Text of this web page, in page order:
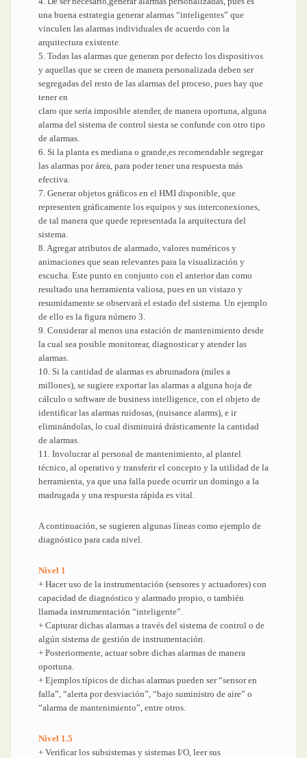
una buena estrategia generar alarmas “inteligentes” que
vinculen las alarmas individuales de acuerdo con la
arquitectura existente.
5. Todas las alarmas que generan por defecto los dispositivos
y aquellas que se creen de manera personalizada deben ser
segregadas del resto de las alarmas del proceso, pues hay que
tener en
claro que sería imposible atender, de manera oportuna, alguna
alarma del sistema de control siesta se confunde con otro tipo
de alarmas.
6. Si la planta es mediana o grande,es recomendable segregar
las alarmas por área, para poder tener una respuesta más
efectiva.
7. Generar objetos gráficos en el HMI disponible, que
representen gráficamente los equipos y sus interconexiones,
de tal manera que quede representada la arquitectura del
sistema.
8. Agregar atributos de alarmado, valores numéricos y
animaciones que sean relevantes para la visualización y
escucha. Este punto en conjunto con el anterior dan como
resultado una herramienta valiosa, pues en un vistazo y
resumidamente se observará el estado del sistema. Un ejemplo
de ello es la figura número 3.
9. Considerar al menos una estación de mantenimiento desde
la cual sea posible monitorear, diagnosticar y atender las
alarmas.
10. Si la cantidad de alarmas es abrumadora (miles a
millones), se sugiere exportar las alarmas a alguna hoja de
cálculo o software de business intelligence, con el objeto de
identificar las alarmas ruidosas, (nuisance alarms), e ir
eliminándolas, lo cual disminuirá drásticamente la cantidad
de alarmas.
11. Involucrar al personal de mantenimiento, al plantel
técnico, al operativo y transferir el concepto y la utilidad de la
herramienta, ya que una falla puede ocurrir un domingo a la
madrugada y una respuesta rápida es vital.
A continuación, se sugieren algunas líneas como ejemplo de
diagnóstico para cada nivel.
Nivel 1
+ Hacer uso de la instrumentación (sensores y actuadores) con
capacidad de diagnóstico y alarmado propio, o también
llamada instrumentación “inteligente”.
+ Capturar dichas alarmas a través del sistema de control o de
algún sistema de gestión de instrumentación.
+ Posteriormente, actuar sobre dichas alarmas de manera
oportuna.
+ Ejemplos típicos de dichas alarmas pueden ser “sensor en
falla”, “alerta por desviación”, “bajo suministro de aire” o
“alarma de mantenimiento”, entre otros.
Nivel 1.5
+ Verificar los subsistemas y sistemas I/O, leer sus